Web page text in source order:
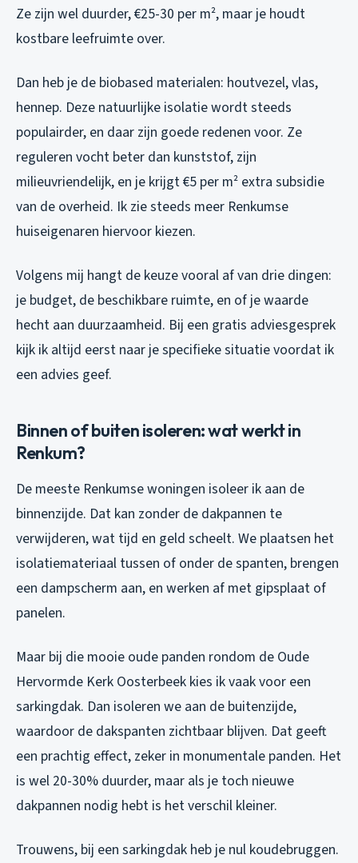
Ze zijn wel duurder, €25-30 per m², maar je houdt
kostbare leefruimte over.
Dan heb je de biobased materialen: houtvezel, vlas,
hennep. Deze natuurlijke isolatie wordt steeds
populairder, en daar zijn goede redenen voor. Ze
reguleren vocht beter dan kunststof, zijn
milieuvriendelijk, en je krijgt €5 per m² extra subsidie
van de overheid. Ik zie steeds meer Renkumse
huiseigenaren hiervoor kiezen.
Volgens mij hangt de keuze vooral af van drie dingen:
je budget, de beschikbare ruimte, en of je waarde
hecht aan duurzaamheid. Bij een gratis adviesgesprek
kijk ik altijd eerst naar je specifieke situatie voordat ik
een advies geef.
Binnen of buiten isoleren: wat werkt in
Renkum?
De meeste Renkumse woningen isoleer ik aan de
binnenzijde. Dat kan zonder de dakpannen te
verwijderen, wat tijd en geld scheelt. We plaatsen het
isolatiemateriaal tussen of onder de spanten, brengen
een dampscherm aan, en werken af met gipsplaat of
panelen.
Maar bij die mooie oude panden rondom de Oude
Hervormde Kerk Oosterbeek kies ik vaak voor een
sarkingdak. Dan isoleren we aan de buitenzijde,
waardoor de dakspanten zichtbaar blijven. Dat geeft
een prachtig effect, zeker in monumentale panden. Het
is wel 20-30% duurder, maar als je toch nieuwe
dakpannen nodig hebt is het verschil kleiner.
Trouwens, bij een sarkingdak heb je nul koudebruggen.